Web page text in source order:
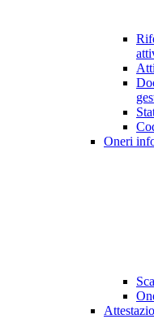
Oneri